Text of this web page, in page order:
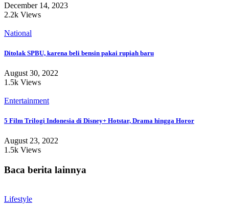
December 14, 2023
2.2k Views
National
Ditolak SPBU, karena beli bensin pakai rupiah baru
August 30, 2022
1.5k Views
Entertainment
5 Film Trilogi Indonesia di Disney+ Hotstar, Drama hingga Horor
August 23, 2022
1.5k Views
Baca berita lainnya
Lifestyle